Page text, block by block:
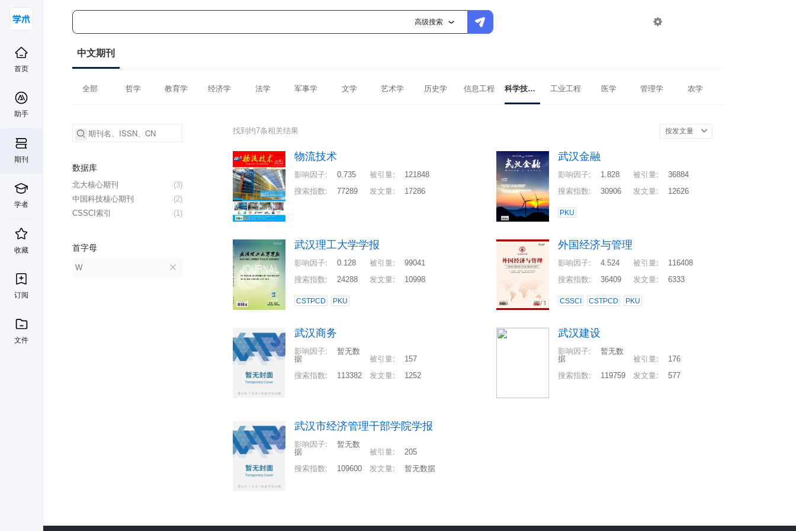
高级搜索 
首页
助手
期刊
学者
收藏
订阅
文件
中文期刊
全部 哲学 教育学 经济学 法学 军事学 文学 艺术学 历史学 信息工程 科学技术史 工业工程 医学 管理学 农学
数据库
(3)
北大核心期刊
(2)
中国科技核心期刊
(1)
CSSCI索引
首字母
W
找到约7条相关结果 按发文量
物流技术
影响因子: 0.735 被引量:
121848
搜索指数: 77289 发文量: 17286
武汉金融
影响因子: 1.828 被引量:
36884
搜索指数: 30906 发文量: 12626
PKU
武汉理工大学学报
影响因子: 0.128 被引量:
99041
搜索指数: 24288 发文量: 10998
CSTPCD PKU
外国经济与管理
影响因子: 4.524 被引量:
116408
搜索指数: 36409 发文量: 6333
CSSCI CSTPCD PKU
武汉商务
影响因子:
暂无数
据
被引量:
157
搜索指数: 113382 发文量: 1252
武汉建设
影响因子:
暂无数
据
被引量:
176
搜索指数: 119759 发文量: 577
武汉市经济管理干部学院学报
影响因子:
暂无数
据
被引量:
205
搜索指数: 109600 发文量: 暂无数据